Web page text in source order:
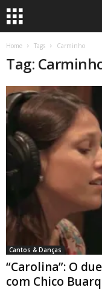
Home Tags Carminho
Tag:
Cantos & Danças
“Carolina”: O
com Chico